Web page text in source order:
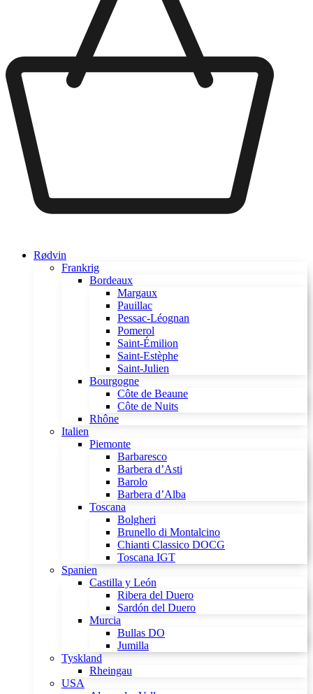
Rødvin
Frankrig
Bordeaux
Margaux
Pauillac
Pessac-Léognan
Pomerol
Saint-Émilion
Saint-Estèphe
Saint-Julien
Bourgogne
Côte de Beaune
Côte de Nuits
Rhône
Italien
Piemonte
Barbaresco
Barbera d’Asti
Barolo
Barbera d’Alba
Toscana
Bolgheri
Brunello di Montalcino
Chianti Classico DOCG
Toscana IGT
Spanien
Castilla y León
Ribera del Duero
Sardón del Duero
Murcia
Bullas DO
Jumilla
Tyskland
Rheingau
USA